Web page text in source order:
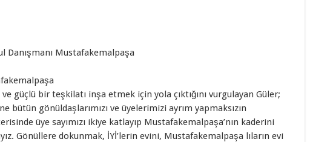
ve güçlü bir teşkilatı inşa etmek için yola çıktığını vurgulayan Güler;
bütün gönüldaşlarımızı ve üyelerimizi ayrım yapmaksızın
üye sayımızı ikiye katlayıp Mustafakemalpaşa’nın kaderini
Gönüllere dokunmak, İYİ’lerin evini, Mustafakemalpaşa lıların evi